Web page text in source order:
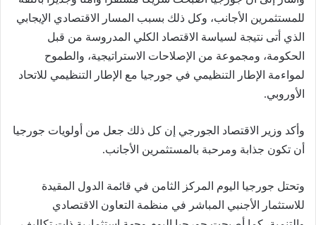
للمستثمرين الأجانب، وكل ذلك بسبب المسار الاقتصادي الإيجابي
الذي أتى نتيجة لسياسة الاقتصاد الكلي المدروسة من قبل
الحكومة، ومجموعة من الإصلاحات الاستراتيجية، والطموح
لمواءمة الإطار التنظيمي في جورجيا مع الإطار التنظيمي للاتحاد
الأوروبي.
وأكد وزير الاقتصاد الجورجي إن كل ذلك جعل من أولويات جورجيا
أن تكون جذابة ومرحبة بالمستثمرين الأجانب.
وتحتل جورجيا اليوم المركز الثامن في قائمة الدول المقيدة
للاستثمار الأجنبي المباشر في منظمة التعاون الاقتصادي